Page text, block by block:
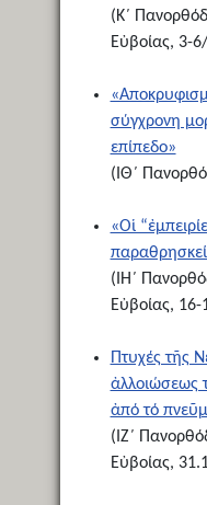
(Κ΄
Εὐβοίας, 3-
σύγχρονη
επίπεδο»
(ΙΘ΄
«Οἱ
(ΙΗ΄
Εὐβοίας,
Πτυχές τῆς
ἀλλοιώσεως
ἀπό τό
(ΙZ΄
Εὐβοίας,